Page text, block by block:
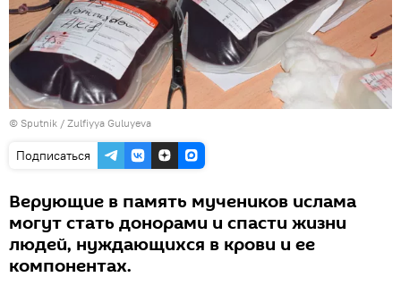
© Sputnik / Zulfiyya Guluyeva
Подписаться
Верующие в память мучеников ислама
могут стать донорами и спасти жизни
людей, нуждающихся в крови и ее
компонентах.